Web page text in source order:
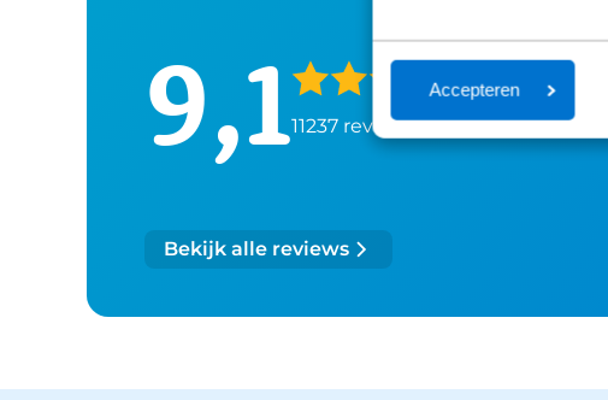
Accepteren
9,111237 reviews
Bekijk alle reviews